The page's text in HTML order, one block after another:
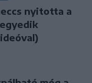
nyitotta a